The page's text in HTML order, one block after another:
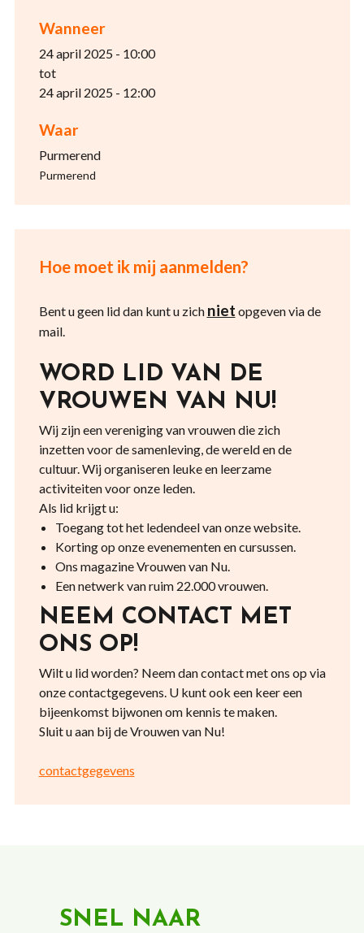
Wanneer
24 april 2025 - 10:00
tot
24 april 2025 - 12:00
Waar
Purmerend
Purmerend
Hoe moet ik mij aanmelden?
Bent u geen lid dan kunt u zich niet opgeven via de
mail.
WORD LID VAN DE
VROUWEN VAN NU!
Wij zijn een vereniging van vrouwen die zich
inzetten voor de samenleving, de wereld en de
cultuur. Wij organiseren leuke en leerzame
activiteiten voor onze leden.
Als lid krijgt u:
Toegang tot het ledendeel van onze website.
Korting op onze evenementen en cursussen.
Ons magazine Vrouwen van Nu.
Een netwerk van ruim 22.000 vrouwen.
NEEM CONTACT MET
ONS OP!
Wilt u lid worden? Neem dan contact met ons op via
onze contactgegevens. U kunt ook een keer een
bijeenkomst bijwonen om kennis te maken.
Sluit u aan bij de Vrouwen van Nu!
contactgegevens
SNEL NAAR